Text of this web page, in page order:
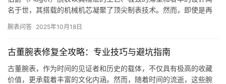
名于世，其搭载的机械机芯凝聚了顶尖制表技术。然而，即使是再
腕表问答 2025年10月18日
古董腕表修复全攻略：专业技巧与避坑指南
古董腕表，作为时间的见证者和历史的载体，不仅具有极高的收藏
价值，更承载着丰富的文化内涵。然而，随着时间的流逝，这些腕